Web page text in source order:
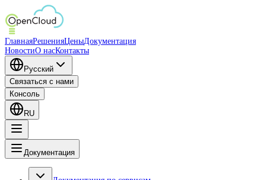
ГлавнаяРешенияЦеныДокументация
НовостиО насКонтакты
Русский
Связаться с нами
Консоль
RU
Документация